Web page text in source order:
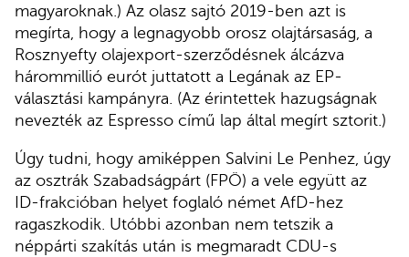
magyaroknak.) Az olasz sajtó 2019-ben azt is
megírta, hogy a legnagyobb orosz olajtársaság, a
Rosznyefty olajexport-szerződésnek álcázva
hárommillió eurót juttatott a Legának az EP-
választási kampányra. (Az érintettek hazugságnak
nevezték az Espresso című lap által megírt sztorit.)
Úgy tudni, hogy amiképpen Salvini Le Penhez, úgy
az osztrák Szabadságpárt (FPÖ) a vele együtt az
ID-frakcióban helyet foglaló német AfD-hez
ragaszkodik. Utóbbi azonban nem tetszik a
néppárti szakítás után is megmaradt CDU-s